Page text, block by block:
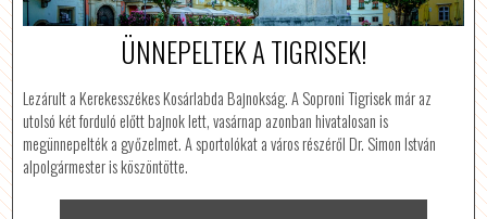
ÜNNEPELTEK A TIGRISEK!
Lezárult a Kerekesszékes Kosárlabda Bajnokság. A Soproni Tigrisek már az
utolsó két forduló előtt bajnok lett, vasárnap azonban hivatalosan is
megünnepelték a győzelmet. A sportolókat a város részéről Dr. Simon István
alpolgármester is köszöntötte.